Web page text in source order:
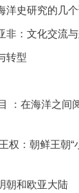
史研究的几个
非：文化交流与
转型
：在海洋之
权：朝鲜王朝“
朝和欧亚大陆